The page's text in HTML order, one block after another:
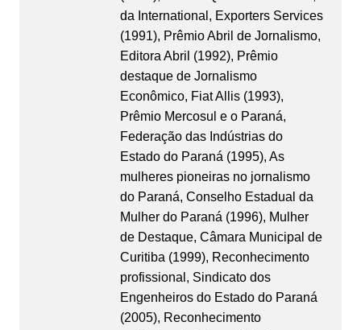
da International, Exporters Services
(1991), Prêmio Abril de Jornalismo,
Editora Abril (1992), Prêmio
destaque de Jornalismo
Econômico, Fiat Allis (1993),
Prêmio Mercosul e o Paraná,
Federação das Indústrias do
Estado do Paraná (1995), As
mulheres pioneiras no jornalismo
do Paraná, Conselho Estadual da
Mulher do Paraná (1996), Mulher
de Destaque, Câmara Municipal de
Curitiba (1999), Reconhecimento
profissional, Sindicato dos
Engenheiros do Estado do Paraná
(2005), Reconhecimento